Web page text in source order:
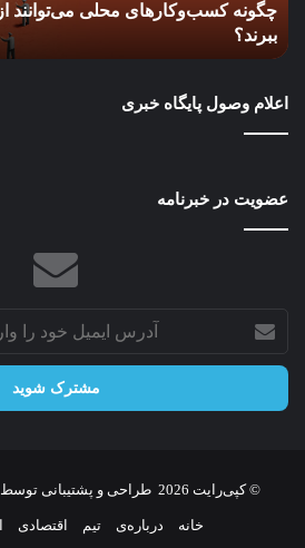
می‌توانند از بازارهای مالی بهره
اعلام وصول پایگاه خبری
عضویت در خبرنامه
ایمیل
خود
وارد
© کپی‌رایت 2026 طراحی و پشتیبانی توسط
خانه درباره‌ی تیم اقتصادی